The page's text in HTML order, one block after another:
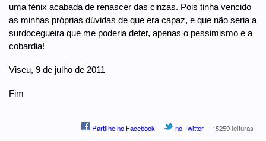
uma fénix acabada de renascer das cinzas. Pois tinha vencido
as minhas próprias dúvidas de que era capaz, e que não seria a
surdocegueira que me poderia deter, apenas o pessimismo e a
cobardia!
Viseu, 9 de julho de 2011
Fim
Partilhe no Facebook no Twitter 15259 leituras